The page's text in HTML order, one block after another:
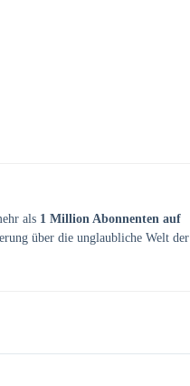
als 1 Million Abonnenten auf
über die unglaubliche Welt der